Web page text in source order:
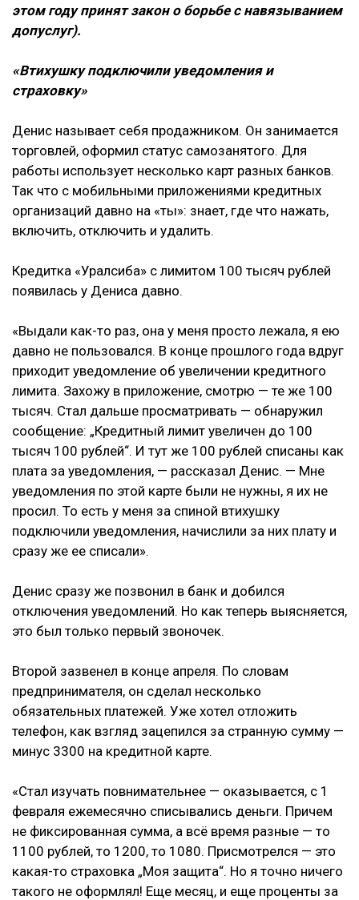
этом году принят закон о борьбе с навязыванием
допуслуг).
«Втихушку подключили уведомления и
страховку»
Денис называет себя продажником. Он занимается
торговлей, оформил статус самозанятого. Для
работы использует несколько карт разных банков.
Так что с мобильными приложениями кредитных
организаций давно на «ты»: знает, где что нажать,
включить, отключить и удалить.
Кредитка «Уралсиба» с лимитом 100 тысяч рублей
появилась у Дениса давно.
«Выдали как-то раз, она у меня просто лежала, я ею
давно не пользовался. В конце прошлого года вдруг
приходит уведомление об увеличении кредитного
лимита. Захожу в приложение, смотрю — те же 100
тысяч. Стал дальше просматривать — обнаружил
сообщение: „Кредитный лимит увеличен до 100
тысяч 100 рублей“. И тут же 100 рублей списаны как
плата за уведомления, — рассказал Денис. — Мне
уведомления по этой карте были не нужны, я их не
просил. То есть у меня за спиной втихушку
подключили уведомления, начислили за них плату и
сразу же ее списали».
Денис сразу же позвонил в банк и добился
отключения уведомлений. Но как теперь выясняется,
это был только первый звоночек.
Второй зазвенел в конце апреля. По словам
предпринимателя, он сделал несколько
обязательных платежей. Уже хотел отложить
телефон, как взгляд зацепился за странную сумму —
минус 3300 на кредитной карте.
«Стал изучать повнимательнее — оказывается, с 1
февраля ежемесячно списывались деньги. Причем
не фиксированная сумма, а всё время разные — то
1100 рублей, то 1200, то 1080. Присмотрелся — это
какая-то страховка „Моя защита“. Но я точно ничего
такого не оформлял! Еще месяц, и еще проценты за